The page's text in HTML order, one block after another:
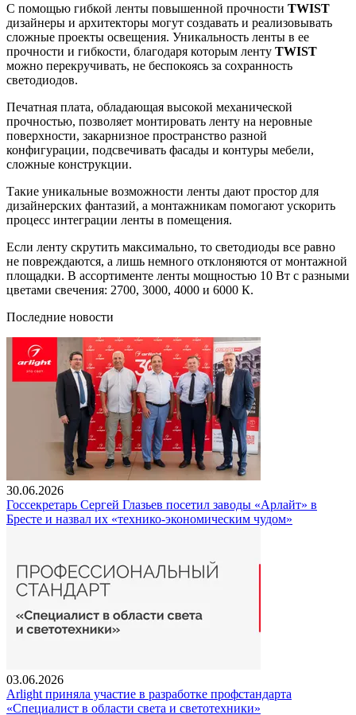
С помощью гибкой ленты повышенной прочности TWIST
дизайнеры и архитекторы могут создавать и реализовывать
сложные проекты освещения. Уникальность ленты в ее
прочности и гибкости, благодаря которым ленту TWIST
можно перекручивать, не беспокоясь за сохранность
светодиодов.
Печатная плата, обладающая высокой механической
прочностью, позволяет монтировать ленту на неровные
поверхности, закарнизное пространство разной
конфигурации, подсвечивать фасады и контуры мебели,
сложные конструкции.
Такие уникальные возможности ленты дают простор для
дизайнерских фантазий, а монтажникам помогают ускорить
процесс интеграции ленты в помещения.
Если ленту скрутить максимально, то светодиоды все равно
не повреждаются, а лишь немного отклоняются от монтажной
площадки. В ассортименте ленты мощностью 10 Вт с разными
цветами свечения: 2700, 3000, 4000 и 6000 К.
Последние новости
30.06.2026
Госсекретарь Сергей Глазьев посетил заводы «Арлайт» в
Бресте и назвал их «технико-экономическим чудом»
03.06.2026
Arlight приняла участие в разработке профстандарта
«Специалист в области света и светотехники»